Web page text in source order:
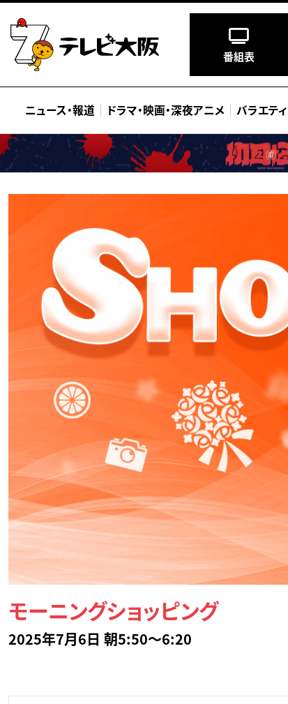
番組表
ニュース・報道 ドラマ・映画・深夜アニメ バラエティ
モーニングショッピング
2025年7月6日 朝5:50～6:20